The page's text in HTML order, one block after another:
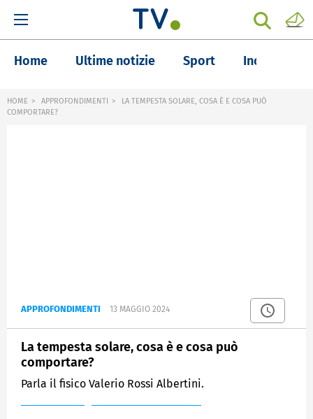
Home Ultime notizie Sport Inchieste
HOME APPROFONDIMENTI
LA TEMPESTA SOLARE, COSA È E COSA PUÒ
COMPORTARE?
APPROFONDIMENTI 13 MAGGIO 2024
La tempesta solare, cosa è e cosa può
comportare?
Parla il fisico Valerio Rossi Albertini.